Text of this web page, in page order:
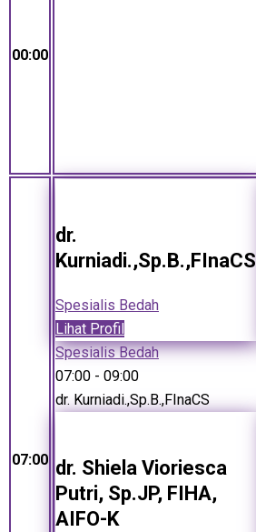
00:00
07:00
dr.
Kurniadi.,Sp.B.,FInaCS
Spesialis Bedah
Lihat Profil
Spesialis Bedah
07:00 - 09:00
dr. Kurniadi.,Sp.B.,FInaCS
dr. Shiela Vioriesca
Putri, Sp.JP, FIHA,
AIFO-K